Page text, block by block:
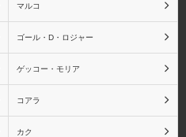
ペローナ
マルコ
ゴール・D・ロジャー
ゲッコー・モリア
コアラ
カク